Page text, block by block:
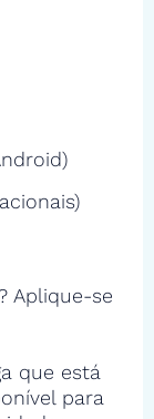
Aplique-se
que está
para